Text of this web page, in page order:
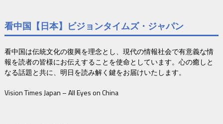
看中国【日本】ビジョンタイムズ・ジャパン
看中国は伝統文化の復興を理念とし、現代の情報社会で有意義な情
報を読者の皆様にお伝えすることを使命としています。心の癒しと
なる話題と共に、明日を読み解く鍵をお届けいたします。
Vision Times Japan – All Eyes on China